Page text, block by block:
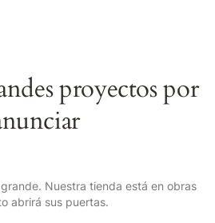
proyectos por
Nuestra tienda está en obras
abrirá sus puertas.